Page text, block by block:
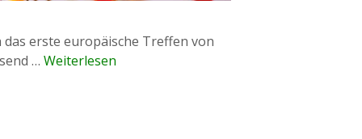
das erste europäische Treffen von
… Weiterlesen